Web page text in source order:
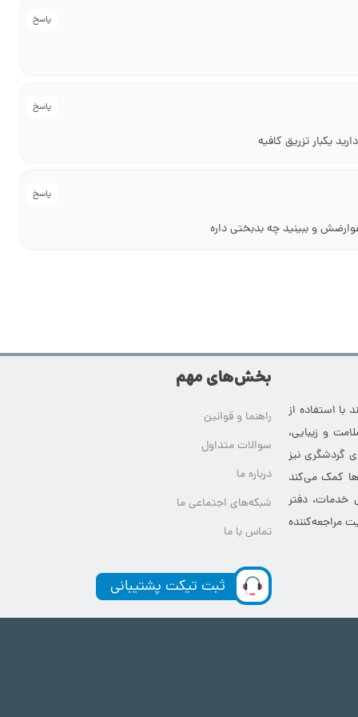
پاسخ
پاسخ
یکبار تزریق کافیه
پاسخ
و ببینید چه بدبختی داره
با استفاده از
و زیبایی،
گردشگری نیز
کمک می‌کند
خدمات، دفتر
مراجعه‌کننده
بخش‌های مهم
راهنما و قوانین
سوالات متداول
درباره ما
شبکه‌های اجتماعی ما
تماس با ما
ثبت تیکت پشتیبانی